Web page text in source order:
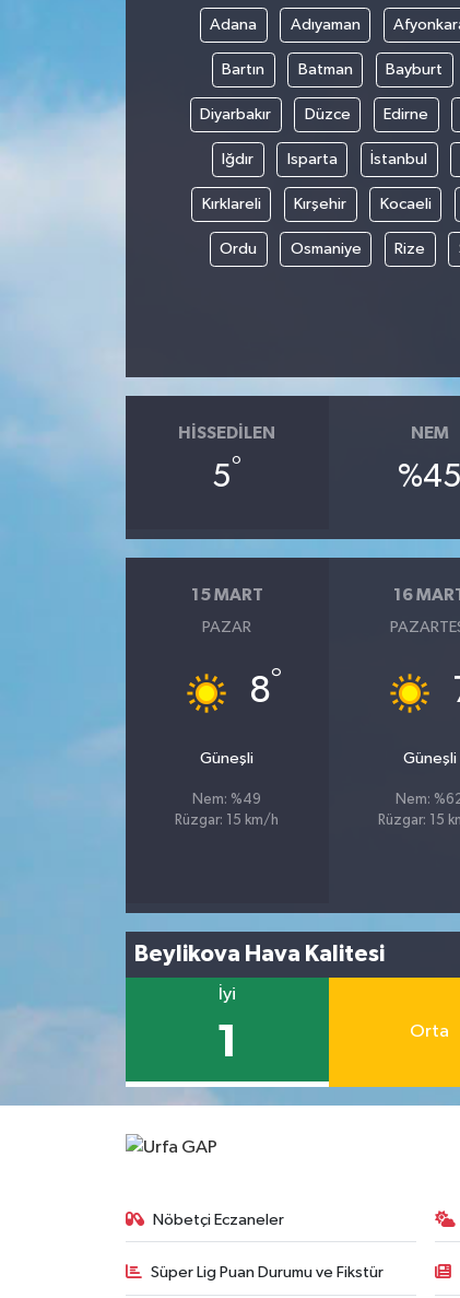
Adana Adıyaman
Bartın Batman Bayburt
Diyarbakır Düzce Edirne
Iğdır Isparta İstanbul
Kırklareli Kırşehir Kocaeli
Ordu Osmaniye Rize
HISSEDILEN
5°
NEM
%45
15 MART
PAZAR
8°
Güneşli
Nem: %49
Rüzgar: 15 km/h
16
Güneşli
Nem:
Rüzgar: 15
Beylikova Hava Kalitesi
İyi
1 Orta
Nöbetçi Eczaneler
Süper Lig Puan Durumu ve Fikstür